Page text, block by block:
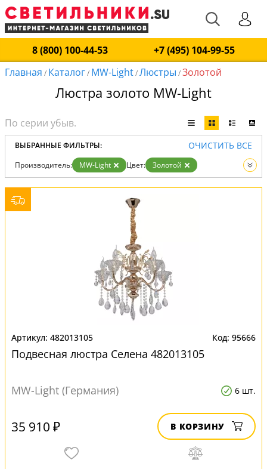
8 (800) 100-44-53
+7 (495) 104-99-55
Главная / Каталог/ MW-Light/Люстры /Золотой
Люстра золото MW-Light
ВЫБРАННЫЕ ФИЛЬТРЫ: ОЧИСТИТЬ ВСЕ
Производитель: MW-Light Цвет:
Золотой
Вид:
Люстры
482013105 95666
Подвесная люстра Селена 482013105
MW-Light (Германия) 6 шт.
35 910 ₽ В КОРЗИНУ